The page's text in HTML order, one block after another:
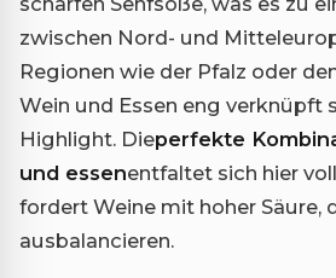
zwischen Nord- und
Regionen wie der Pfalz oder
Wein und Essen eng verknüpft
Highlight. Dieperfekte
und essenentfaltet sich hier
fordert Weine mit hoher Säure,
ausbalancieren.